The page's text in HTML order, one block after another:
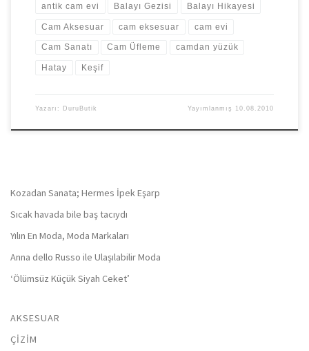
antik cam evi Balayı Gezisi Balayı Hikayesi
Cam Aksesuar cam eksesuar cam evi
Cam Sanatı Cam Üfleme camdan yüzük
Hatay Keşif
Yazarı: DuruButik Yayımlanmış 10.08.2010
Kozadan Sanata; Hermes İpek Eşarp
Sıcak havada bile baş tacıydı
Yılın En Moda, Moda Markaları
Anna dello Russo ile Ulaşılabilir Moda
‘Ölümsüz Küçük Siyah Ceket’
AKSESUAR
ÇIZIM